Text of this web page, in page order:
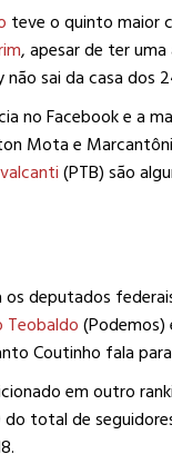
teve o quinto maior
, apesar de ter
sai da casa dos
no Facebook e a
Mota e
(PTB) são
deputados
Teobaldo(Podemos)
Coutinho fala
em outro
do total de